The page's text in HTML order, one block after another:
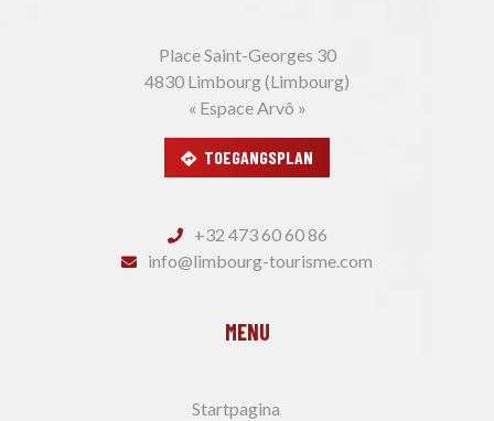
Place Saint-Georges 30
4830 Limbourg (Limbourg)
« Espace Arvô »
TOEGANGSPLAN
+32 473 60 60 86
info@limbourg-tourisme.com
MENU
Startpagina